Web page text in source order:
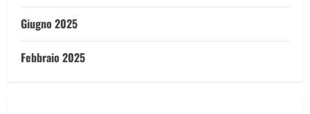
Giugno 2025
Febbraio 2025